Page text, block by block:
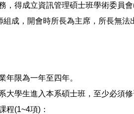
，得成立資訊管理碩士班學術委員
組成，開會時所長為主席，所長無
年限為一年至四年。
大學生進入本系碩士班，至少必須
程(1~4項)：